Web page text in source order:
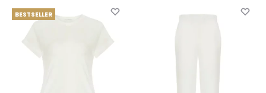
BESTSELLER